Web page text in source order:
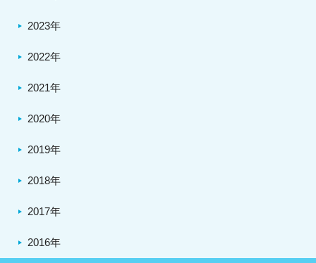
2023年
2022年
2021年
2020年
2019年
2018年
2017年
2016年